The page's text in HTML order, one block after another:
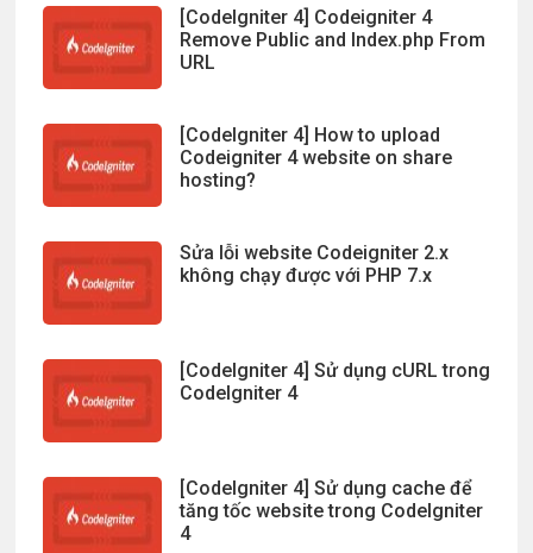
[CodeIgniter 4] Codeigniter 4
Remove Public and Index.php From
URL
[CodeIgniter 4] How to upload
Codeigniter 4 website on share
hosting?
Sửa lỗi website Codeigniter 2.x
không chạy được với PHP 7.x
[CodeIgniter 4] Sử dụng cURL trong
CodeIgniter 4
[CodeIgniter 4] Sử dụng cache để
tăng tốc website trong CodeIgniter
4